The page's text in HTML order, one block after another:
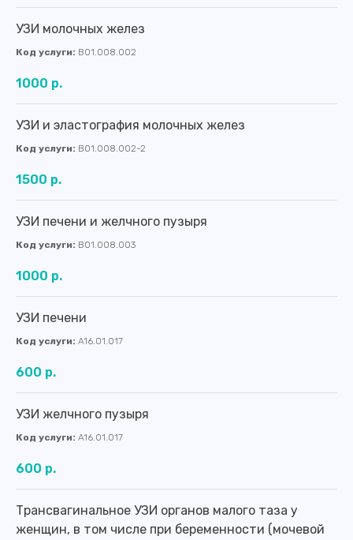
УЗИ молочных желез
Код услуги: B01.008.002
1000 р.
УЗИ и эластография молочных желез
Код услуги: B01.008.002-2
1500 р.
УЗИ печени и желчного пузыря
Код услуги: B01.008.003
1000 р.
УЗИ печени
Код услуги: A16.01.017
600 р.
УЗИ желчного пузыря
Код услуги: A16.01.017
600 р.
Трансвагинальное УЗИ органов малого таза у
женщин, в том числе при беременности (мочевой